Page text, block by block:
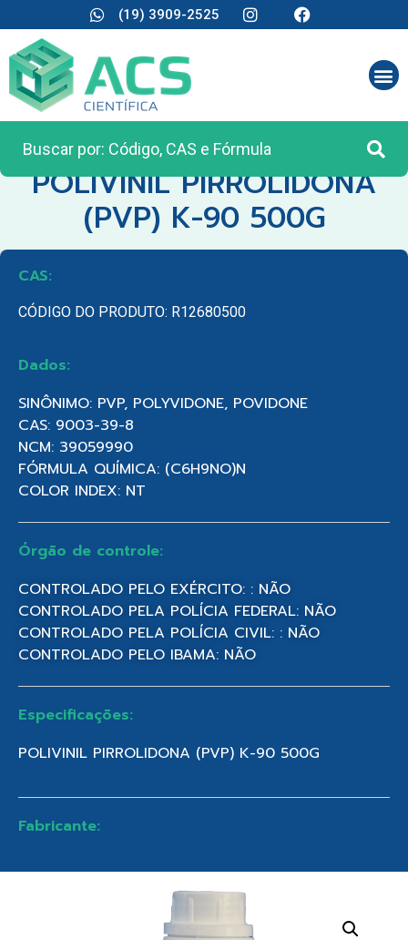
(19) 3909-2525
CATEGORIA:REAGENTES ANALÍTICOS
POLIVINIL PIRROLIDONA
(PVP) K-90 500G
CAS:
CÓDIGO DO PRODUTO: R12680500
Dados:
SINÔNIMO: PVP, POLYVIDONE, POVIDONE
CAS: 9003-39-8
NCM: 39059990
FÓRMULA QUÍMICA: (C6H9NO)N
COLOR INDEX: NT
Órgão de controle:
CONTROLADO PELO EXÉRCITO: : NÃO
CONTROLADO PELA POLÍCIA FEDERAL: NÃO
CONTROLADO PELA POLÍCIA CIVIL: : NÃO
CONTROLADO PELO IBAMA: NÃO
Especificações:
POLIVINIL PIRROLIDONA (PVP) K-90 500G
Fabricante: